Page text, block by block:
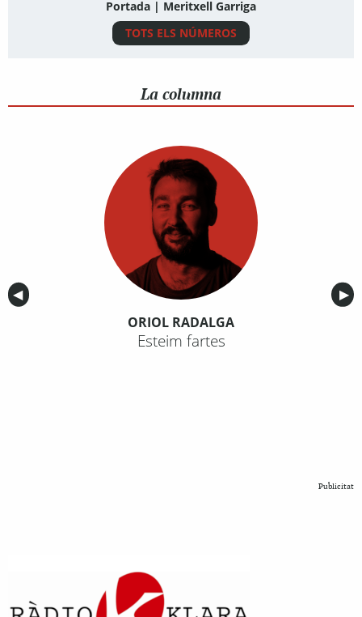
Portada | Meritxell Garriga
TOTS ELS NÚMEROS
La columna
Anterior
◀︎ ▶︎
ORIOL RADALGA
Esteim fartes
Publicitat